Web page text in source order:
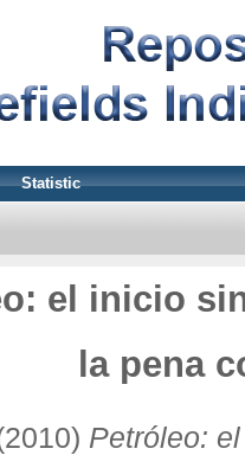
Statistic
el inicio
la pena
Petróleo: